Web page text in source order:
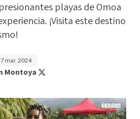
playas de Omoa
¡Visita este destino
mar. 2024
Montoya